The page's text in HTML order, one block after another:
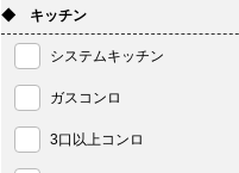
◆ キッチン
システムキッチン
ガスコンロ
3口以上コンロ